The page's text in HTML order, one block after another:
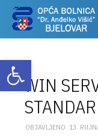
Otvori alatnu traku
WIN
OBJAVLJENO: 13.